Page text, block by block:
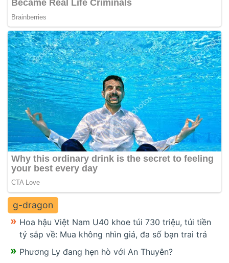
g-dragon
Hoa hậu Việt Nam U40 khoe túi 730 triệu, túi tiền
tỷ sắp về: Mua không nhìn giá, đa số bạn trai trả
Phương Ly đang hẹn hò với An Thuyên?